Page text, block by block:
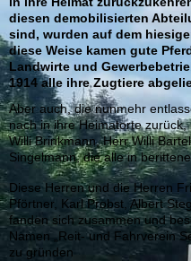
diesen demobilisierten
sind, wurden auf dem
diese Weise kamen gute
Landwirte und
1914 alle ihre Zugtiere
Aber auch, die nunmehr
nach in ihre Heimatorte
Willi Brinkmann, Herr Willi
Singelmann, die alle in
Diese Herren und die Herren
Pförtner, Karl Probst, Albert
fanden sich zusammen und
Namen „Reit- und Fahrverein
zu gründen